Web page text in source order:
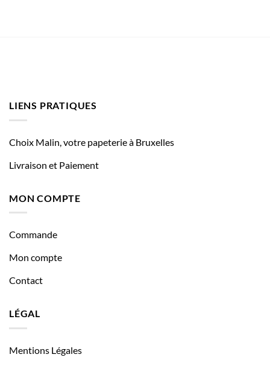
LIENS PRATIQUES
Choix Malin, votre papeterie à Bruxelles
Livraison et Paiement
MON COMPTE
Commande
Mon compte
Contact
LÉGAL
Mentions Légales